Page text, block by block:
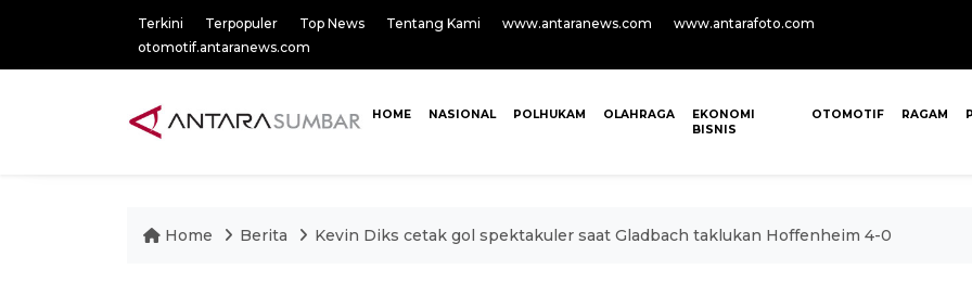
Terkini Terpopuler Top News Tentang Kami www.antaranews.com
www.antarafoto.com
otomotif.antaranews.com
HOME NASIONAL POLHUKAM OLAHRAGA
EKONOMI
BISNIS
OTOMOTIF RAGAM
Home Berita Kevin Diks cetak gol spektakuler saat Gladbach taklukan Hoffenheim 4-0